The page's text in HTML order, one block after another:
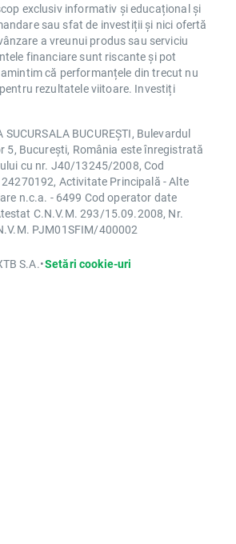
exclusiv informativ și educațional și
sau sfat de investiții și nici ofertă
a vreunui produs sau serviciu
financiare sunt riscante și pot
că performanțele din trecut nu
rezultatele viitoare. Investiți
SUCURSALA BUCUREȘTI, Bulevardul
5, București, România este înregistrată
cu nr. J40/13245/2008, Cod
Activitate Principală - Alte
n.c.a. - 6499 Cod operator date
C.N.V.M. 293/15.09.2008, Nr.
PJM01SFIM/400002
S.A.•Setări cookie-uri